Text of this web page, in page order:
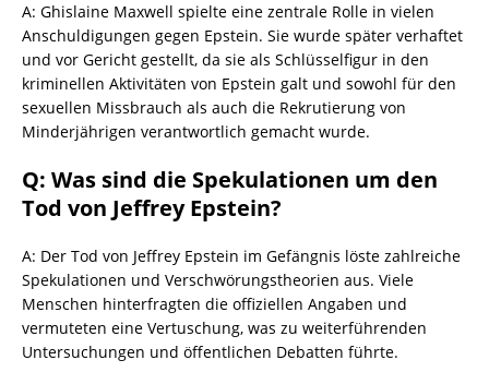
A: Ghislaine Maxwell spielte eine zentrale Rolle in vielen
Anschuldigungen gegen Epstein. Sie wurde später verhaftet
und vor Gericht gestellt, da sie als Schlüsselfigur in den
kriminellen Aktivitäten von Epstein galt und sowohl für den
sexuellen Missbrauch als auch die Rekrutierung von
Minderjährigen verantwortlich gemacht wurde.
Q: Was sind die Spekulationen um den
Tod von Jeffrey Epstein?
A: Der Tod von Jeffrey Epstein im Gefängnis löste zahlreiche
Spekulationen und Verschwörungstheorien aus. Viele
Menschen hinterfragten die offiziellen Angaben und
vermuteten eine Vertuschung, was zu weiterführenden
Untersuchungen und öffentlichen Debatten führte.